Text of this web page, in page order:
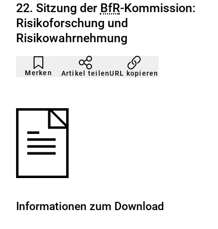
22. Sitzung der BfR-Kommission:
Risikoforschung und
Risikowahrnehmung
Merken
Artikel
nicht
gemerkt
Durch
Klicken
der
Artikel teilenURL kopieren
Informationen zum Download